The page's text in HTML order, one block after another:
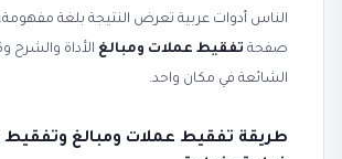
الناس أدوات عربية تعرض النتيجة بلغة
صفحة تفقيط عملات ومبالغ الأداة والشرح
الشائعة في مكان واحد.
طريقة تفقيط عملات ومبالغ وتفقيط